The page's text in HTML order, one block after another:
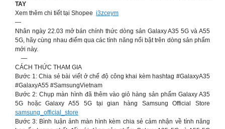
TAY
Xem thêm chi tiết tại Shopee i3zceym
—
Nhân ngày 22.03 mở bán chính thức dòng sản Galaxy A35 5G và A55
5G, hãy cùng nhau điểm qua các tính năng nổi bật trên dòng sản phẩm
mới này.
—
CÁCH THỨC THAM GIA
Bước 1: Chia sẻ bài viết ở chế độ công khai kèm hashtag #GalaxyA35
#GalaxyA55 #SamsungVietnam
Bước 2: Chụp màn hình đã thêm vào giỏ hàng sản phẩm Galaxy A35
5G hoặc Galaxy A55 5G tại gian hàng Samsung Official Store
samsung_official_store
Bước 3: Bình luận ảnh màn hình kèm chia sẻ cảm nhận về tính năng